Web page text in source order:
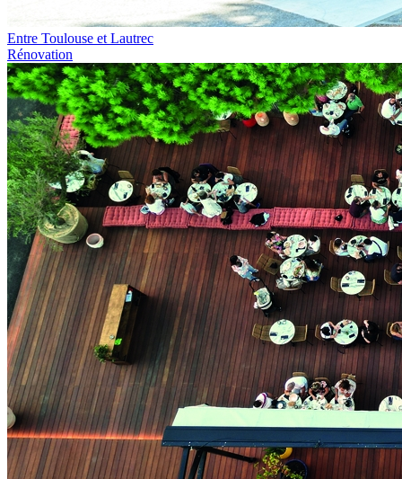
Entre Toulouse et Lautrec
Rénovation